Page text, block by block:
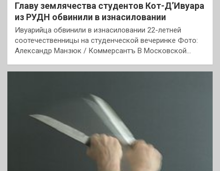
Главу землячества студентов Кот-Д’Ивуара
из РУДН обвинили в изнасиловании
Ивуарийца обвинили в изнасиловании 22-летней
соотечественницы на студенческой вечеринке Фото:
Александр Манзюк / Коммерсантъ В Московской…